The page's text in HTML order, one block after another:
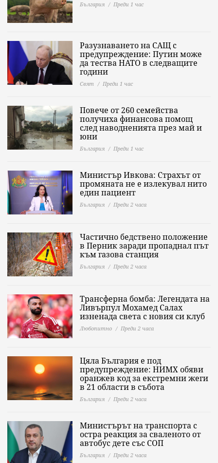
България Преди 1 час
Разузнаването на САЩ с
предупреждение: Путин може
да тества НАТО в следващите
години
Свят Преди 1 час
Повече от 260 семейства
получиха финансова помощ
след наводненията през май и
юни
България Преди 1 час
Министър Ивкова: Страхът от
промяната не е излекувал нито
един пациент
България Преди 2 часа
Частично бедствено положение
в Перник заради пропаднал път
към газова станция
България Преди 2 часа
Трансферна бомба: Легендата на
Ливърпул Мохамед Салах
изненада света с новия си клуб
Любопитно Преди 2 часа
Цяла България е под
предупреждение: НИМХ обяви
оранжев код за екстремни жеги
в 21 области в събота
България Преди 2 часа
Министърът на транспорта с
остра реакция за сваленото от
автобус дете със СОП
България Преди 2 часа